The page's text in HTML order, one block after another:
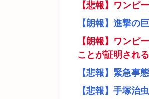
【悲報】ワンピ
【朗報】進撃の
【朗報】ワンピ
ことが証明され
【悲報】緊急事
【悲報】手塚治